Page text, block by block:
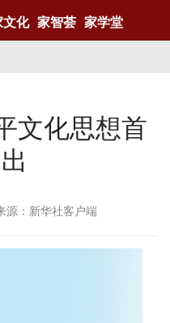
文化 家智荟 家学堂
文化思想首
源：新华社客户端